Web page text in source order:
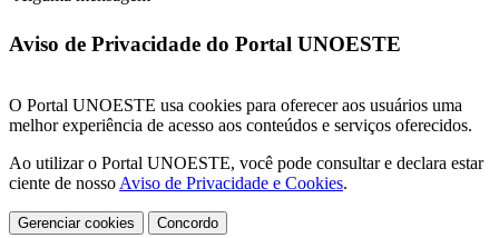
Aviso de Privacidade do Portal UNOESTE
O Portal UNOESTE usa cookies para oferecer aos usuários uma
melhor experiência de acesso aos conteúdos e serviços oferecidos.
Ao utilizar o Portal UNOESTE, você pode consultar e declara estar
ciente de nosso Aviso de Privacidade e Cookies.
Gerenciar cookies Concordo